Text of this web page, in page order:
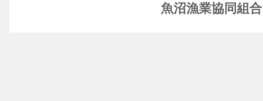
魚沼漁業協同組合